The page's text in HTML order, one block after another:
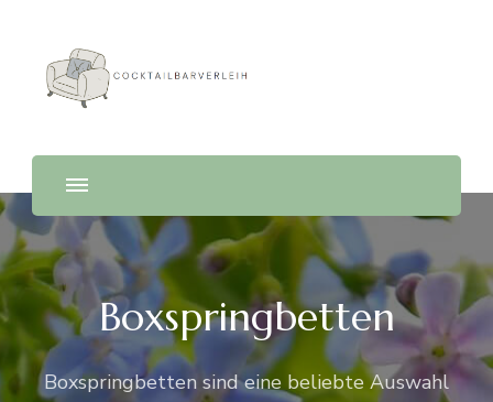
Cocktailbarverleih
Boxspringbetten
Boxspringbetten sind eine beliebte Auswahl